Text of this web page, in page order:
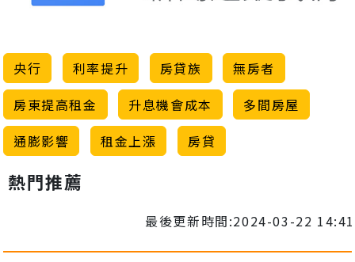
央行 利率提升 房貸族
無房者
房東提高租金
升息機會成本
多間房屋
通膨影響
租金上漲 房貸
熱門推薦
最後更新時間:2024-03-22 14:41